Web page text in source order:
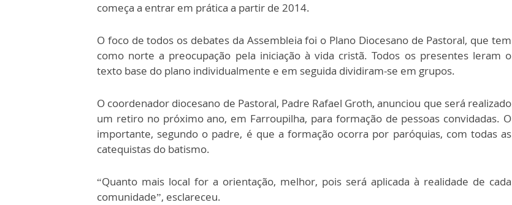
começa a entrar em prática a partir de 2014.
O foco de todos os debates da Assembleia foi o Plano Diocesano de Pastoral, que tem
como norte a preocupação pela iniciação à vida cristã. Todos os presentes leram o
texto base do plano individualmente e em seguida dividiram-se em grupos.
O coordenador diocesano de Pastoral, Padre Rafael Groth, anunciou que será realizado
um retiro no próximo ano, em Farroupilha, para formação de pessoas convidadas. O
importante, segundo o padre, é que a formação ocorra por paróquias, com todas as
catequistas do batismo.
“Quanto mais local for a orientação, melhor, pois será aplicada à realidade de cada
comunidade”, esclareceu.